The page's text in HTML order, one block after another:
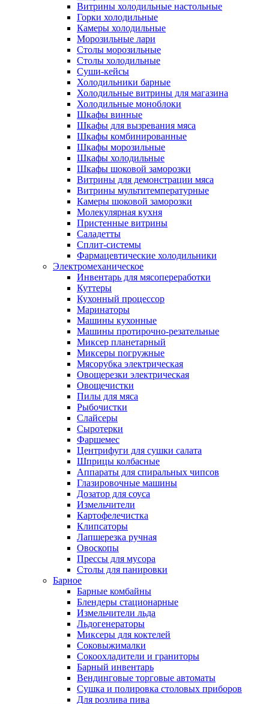
Витрины холодильные настольные
Горки холодильные
Камеры холодильные
Морозильные лари
Столы морозильные
Столы холодильные
Суши-кейсы
Холодильники барные
Холодильные витрины для магазина
Холодильные моноблоки
Шкафы винные
Шкафы для вызревания мяса
Шкафы комбинированные
Шкафы морозильные
Шкафы холодильные
Шкафы шоковой заморозки
Витрины для демонстрации мяса
Витрины мультитемпературные
Камеры шоковой заморозки
Молекулярная кухня
Пристенные витрины
Саладетты
Сплит-системы
Фармацевтические холодильники
Электромеханическое
Инвентарь для мясопереработки
Куттеры
Кухонный процессор
Маринаторы
Машины кухонные
Машины протирочно-резательные
Миксер планетарный
Миксеры погружные
Мясорубка электрическая
Овощерезки электрическая
Овощечистки
Пилы для мяса
Рыбочистки
Слайсеры
Сыротерки
Фаршемес
Центрифуги для сушки салата
Шприцы колбасные
Аппараты для спиральных чипсов
Глазировочные машины
Дозатор для соуса
Измельчители
Картофелечистка
Клипсаторы
Лапшерезка ручная
Овоскопы
Прессы для мусора
Столы для панировки
Барное
Барные комбайны
Блендеры стационарные
Измельчители льда
Льдогенераторы
Миксеры для коктелей
Соковыжималки
Сокоохладители и граниторы
Барный инвентарь
Вендинговые торговые автоматы
Сушка и полировка столовых приборов
Для розлива пива